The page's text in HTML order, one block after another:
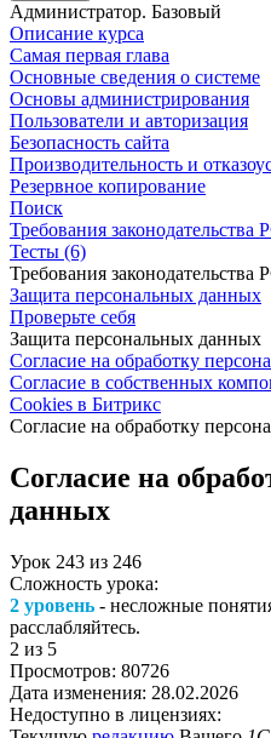
Администратор. Базовый
Описание курса
Самая первая глава
Основные сведения о системе
Основы администрирования
Пользователи и авторизация
Безопасность сайта
Производительность и
Резервное копирование
Поиск
Требования законодательства
Тесты (6)
Требования законодательства
Защита персональных данных
Проверьте себя
Защита персональных данных
Согласие на обработку
Согласие в собственных
Cookies в Битрикс
Согласие на обработку
Согласие на
данных
Урок 243 из 246
Сложность урока:
2 уровень - несложные
расслабляйтесь.
2 из 5
Просмотров: 80726
Дата изменения: 28.02.2026
Недоступно в лицензиях: